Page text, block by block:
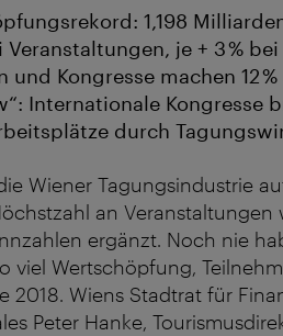
1,198
Veranstaltungen, je + 3 %
und Kongresse machen 12
Internationale Kongresse
durch
Wiener Tagungsindustrie
an
ergänzt. Noch nie
viel Wertschöpfung,
2018. Wiens Stadtrat für
Peter Hanke,